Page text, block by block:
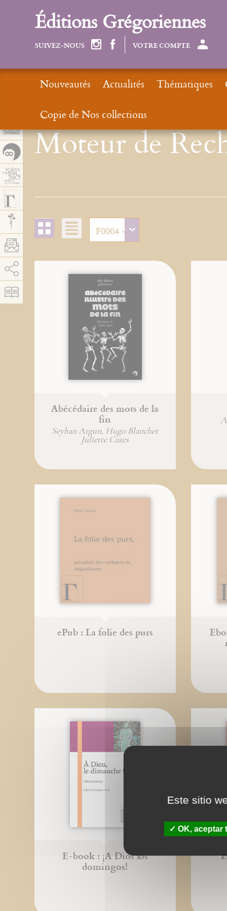
Moteur de
Abécédaire des mots de la
fin
Seyhan Argun, Hugo Blanchet
Juliette Cazes
ePub : La folie des purs
E-book : ¡A Dios los
domingos!
Éditions Grégoriennes
SUIVEZ-NOUS VOTRE COMPTE
Nouveautés Actualités Thématiques
Copie de Nos collections
Panel de gestión de cookies
Este sitio
OK, aceptar